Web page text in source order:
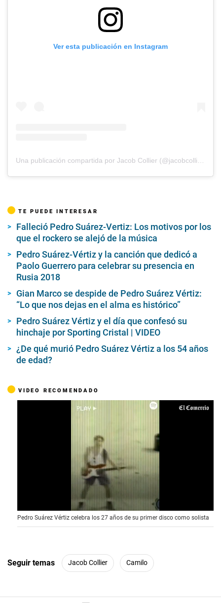
Ver esta publicación en Instagram
TE PUEDE INTERESAR
Falleció Pedro Suárez-Vertiz: Los motivos por los
que el rockero se alejó de la música
Pedro Suárez-Vértiz y la canción que dedicó a
Paolo Guerrero para celebrar su presencia en
Rusia 2018
Gian Marco se despide de Pedro Suárez Vértiz:
“Lo que nos dejas en el alma es histórico”
Pedro Suárez Vértiz y el día que confesó su
hinchaje por Sporting Cristal | VIDEO
¿De qué murió Pedro Suárez Vértiz a los 54 años
de edad?
VIDEO RECOMENDADO
0
s
e
d
s
Pedro Suárez Vértiz celebra los 27 años de su primer disco como solista
Seguir temas Jacob Collier Camilo